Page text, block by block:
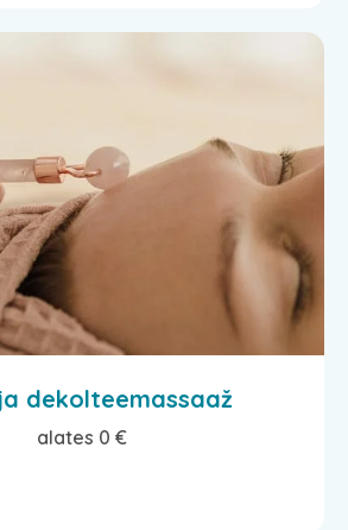
dekolteemassaaž
alates 0 €